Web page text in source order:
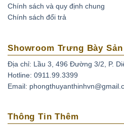
Chính sách và quy định chung
Chính sách đổi trả
Showroom Trưng Bày Sản
Địa chỉ: Lầu 3, 496 Đường 3/2, P.
Hotline: 0911.99.3399
Email:
Thông Tin Thêm